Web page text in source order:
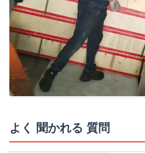
よく 聞かれる 質問